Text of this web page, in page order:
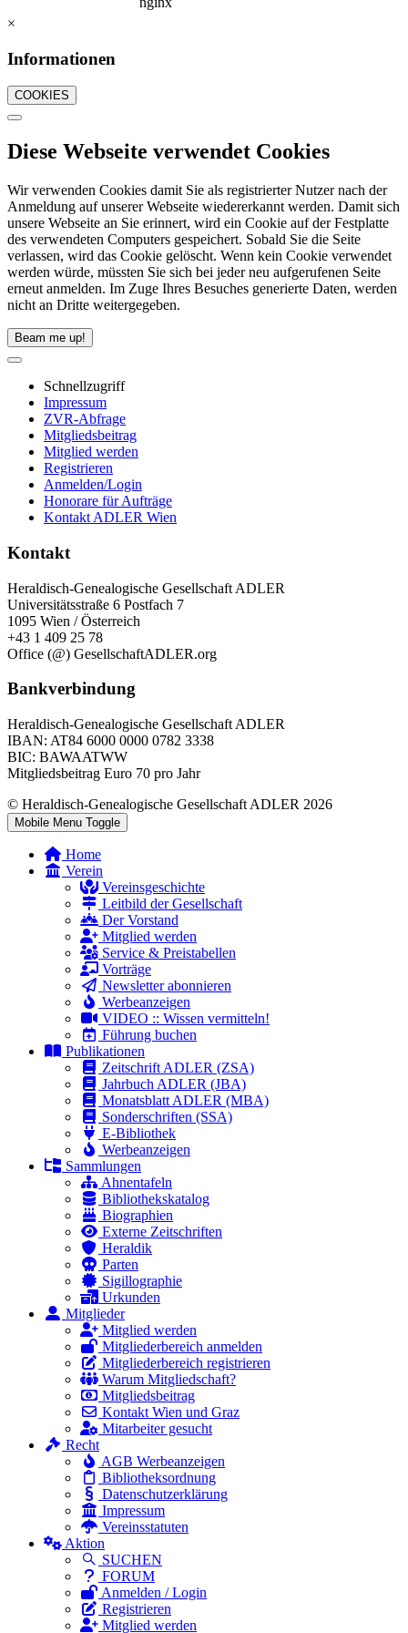
×
Informationen
COOKIES
Diese Webseite verwendet Cookies
Wir verwenden Cookies damit Sie als registrierter Nutzer nach der
Anmeldung auf unserer Webseite wiedererkannt werden. Damit sich
unsere Webseite an Sie erinnert, wird ein Cookie auf der Festplatte
des verwendeten Computers gespeichert. Sobald Sie die Seite
verlassen, wird das Cookie gelöscht. Wenn kein Cookie verwendet
werden würde, müssten Sie sich bei jeder neu aufgerufenen Seite
erneut anmelden. Im Zuge Ihres Besuches generierte Daten, werden
nicht an Dritte weitergegeben.
Beam me up!
Schnellzugriff
Impressum
ZVR-Abfrage
Mitgliedsbeitrag
Mitglied werden
Registrieren
Anmelden/Login
Honorare für Aufträge
Kontakt ADLER Wien
Kontakt
Heraldisch-Genealogische Gesellschaft ADLER
Universitätsstraße 6 Postfach 7
1095 Wien / Österreich
+43 1 409 25 78
Office (@) GesellschaftADLER.org
Bankverbindung
Heraldisch-Genealogische Gesellschaft ADLER
IBAN: AT84 6000 0000 0782 3338
BIC: BAWAATWW
Mitgliedsbeitrag Euro 70 pro Jahr
© Heraldisch-Genealogische Gesellschaft ADLER 2026
Mobile Menu Toggle
Home
Verein
Vereinsgeschichte
Leitbild der Gesellschaft
Der Vorstand
Mitglied werden
Service & Preistabellen
Vorträge
Newsletter abonnieren
Werbeanzeigen
VIDEO :: Wissen vermitteln!
Führung buchen
Publikationen
Zeitschrift ADLER (ZSA)
Jahrbuch ADLER (JBA)
Monatsblatt ADLER (MBA)
Sonderschriften (SSA)
E-Bibliothek
Werbeanzeigen
Sammlungen
Ahnentafeln
Bibliothekskatalog
Biographien
Externe Zeitschriften
Heraldik
Parten
Sigillographie
Urkunden
Mitglieder
Mitglied werden
Mitgliederbereich anmelden
Mitgliederbereich registrieren
Warum Mitgliedschaft?
Mitgliedsbeitrag
Kontakt Wien und Graz
Mitarbeiter gesucht
Recht
AGB Werbeanzeigen
Bibliotheksordnung
Datenschutzerklärung
Impressum
Vereinsstatuten
Aktion
SUCHEN
FORUM
Anmelden / Login
Registrieren
Mitglied werden